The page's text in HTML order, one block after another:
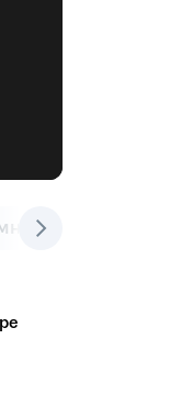
инструменты